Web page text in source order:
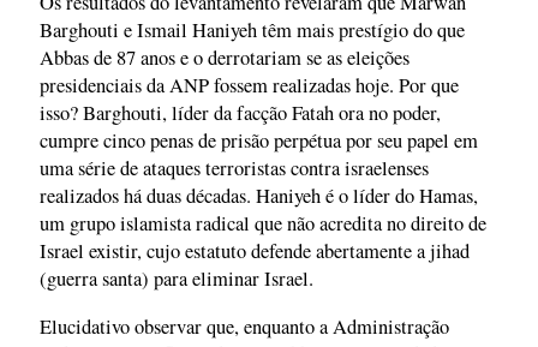
Barghouti e Ismail Haniyeh têm mais prestígio do que
Abbas de 87 anos e o derrotariam se as eleições
presidenciais da ANP fossem realizadas hoje. Por que
isso? Barghouti, líder da facção Fatah ora no poder,
cumpre cinco penas de prisão perpétua por seu papel em
uma série de ataques terroristas contra israelenses
realizados há duas décadas. Haniyeh é o líder do Hamas,
um grupo islamista radical que não acredita no direito de
Israel existir, cujo estatuto defende abertamente a jihad
(guerra santa) para eliminar Israel.
Elucidativo observar que, enquanto a Administração